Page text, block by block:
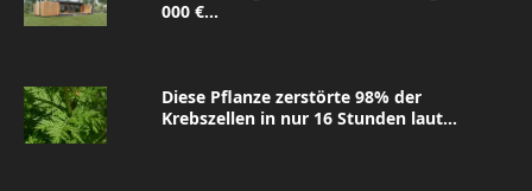
000 €...
Diese Pflanze zerstörte 98% der
Krebszellen in nur 16 Stunden laut...